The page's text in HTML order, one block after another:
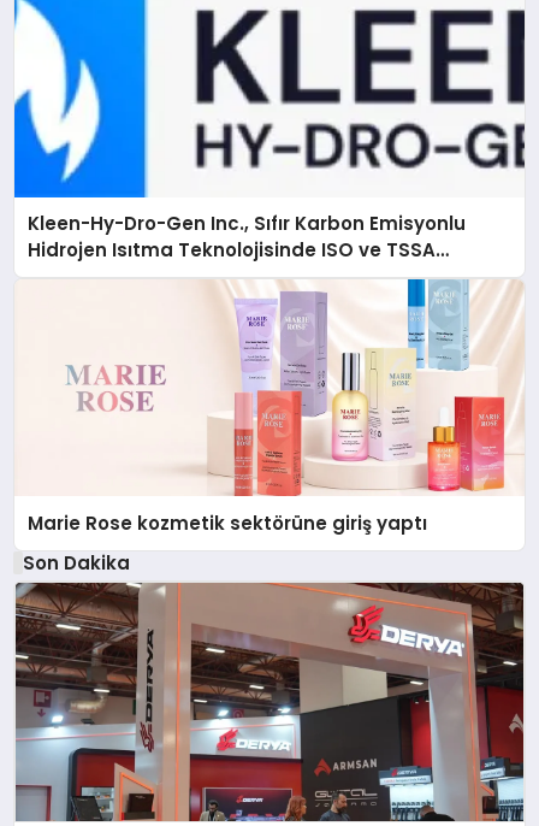
Kleen-Hy-Dro-Gen Inc., Sıfır Karbon Emisyonlu
Hidrojen Isıtma Teknolojisinde ISO ve TSSA
Düzenleyici Onaylarını Aldı
Marie Rose kozmetik sektörüne giriş yaptı
Son Dakika